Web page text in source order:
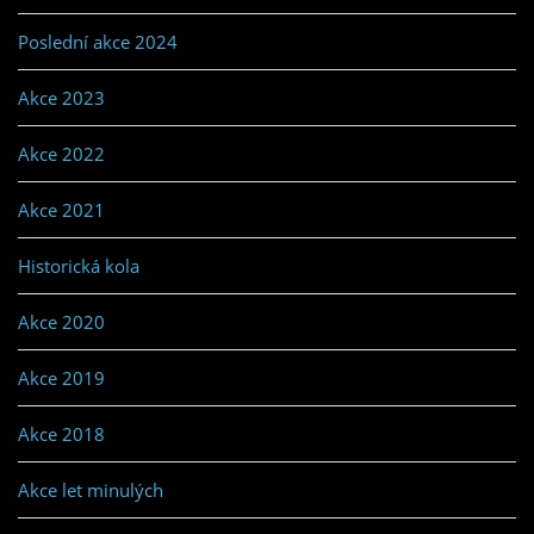
Poslední akce 2024
Akce 2023
Akce 2022
Akce 2021
Historická kola
Akce 2020
Akce 2019
Akce 2018
Akce let minulých